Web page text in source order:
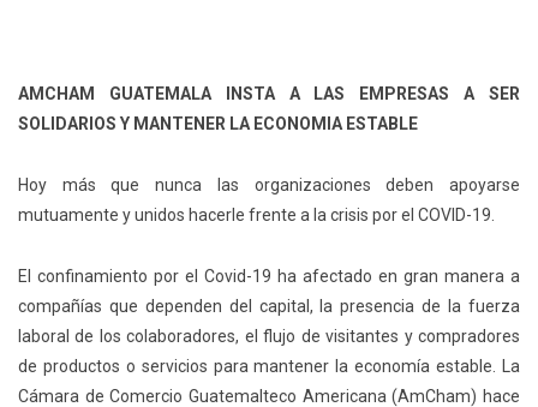
AMCHAM GUATEMALA INSTA A LAS EMPRESAS A SER
SOLIDARIOS Y MANTENER LA ECONOMIA ESTABLE
Hoy más que nunca las organizaciones deben apoyarse
mutuamente y unidos hacerle frente a la crisis por el COVID-19.
El confinamiento por el Covid-19 ha afectado en gran manera a
compañías que dependen del capital, la presencia de la fuerza
laboral de los colaboradores, el flujo de visitantes y compradores
de productos o servicios para mantener la economía estable. La
Cámara de Comercio Guatemalteco Americana (AmCham) hace